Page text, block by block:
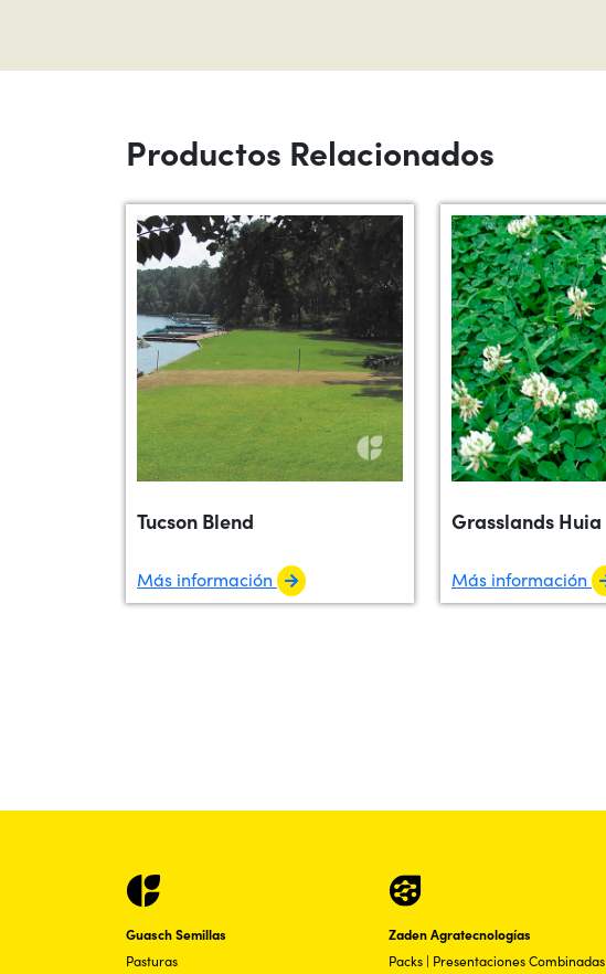
Productos Relacionados
Tucson Blend
Más información
Grasslands Huia
Más información
Guasch Semillas
Pasturas
Zaden Agratecnologías
Packs | Presentaciones Combinadas